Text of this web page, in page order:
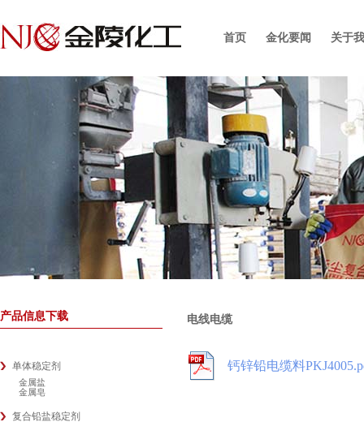
首页 金化要闻 关于
产品信息下载
单体稳定剂
金属盐
金属皂
复合铅盐稳定剂
电线电缆
钙锌铅电缆料